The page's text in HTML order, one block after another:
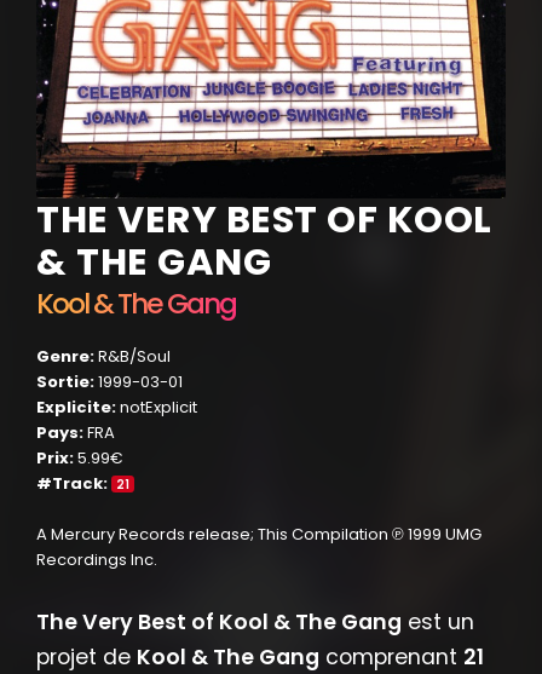
THE VERY BEST OF KOOL
& THE GANG
Kool & The Gang
Genre:R&B/Soul
Sortie:1999-03-01
Explicite:notExplicit
Pays:FRA
Prix:5.99€
#Track:
21
A Mercury Records release; This Compilation ℗ 1999 UMG
Recordings Inc.
The Very Best of Kool & The Gang est un
projet de Kool & The Gang comprenant 21